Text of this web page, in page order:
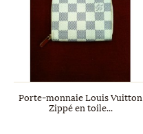
Porte-monnaie Louis Vuitton
Zippé en toile...